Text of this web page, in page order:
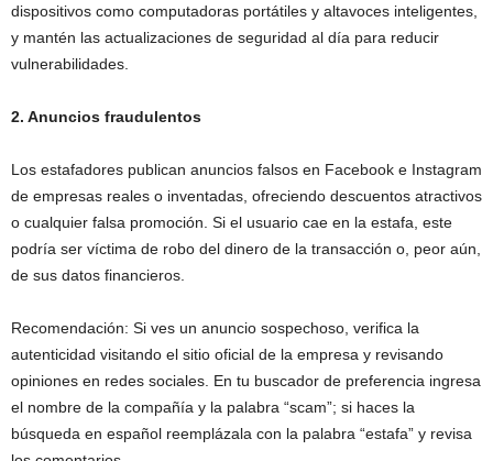
dispositivos como computadoras portátiles y altavoces inteligentes,
y mantén las actualizaciones de seguridad al día para reducir
vulnerabilidades.
2. Anuncios fraudulentos
Los estafadores publican anuncios falsos en Facebook e Instagram
de empresas reales o inventadas, ofreciendo descuentos atractivos
o cualquier falsa promoción. Si el usuario cae en la estafa, este
podría ser víctima de robo del dinero de la transacción o, peor aún,
de sus datos financieros.
Recomendación: Si ves un anuncio sospechoso, verifica la
autenticidad visitando el sitio oficial de la empresa y revisando
opiniones en redes sociales. En tu buscador de preferencia ingresa
el nombre de la compañía y la palabra “scam”; si haces la
búsqueda en español reemplázala con la palabra “estafa” y revisa